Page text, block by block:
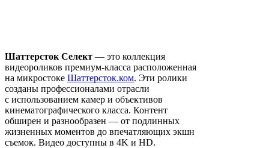
Шаттерсток Селект — это коллекция
видеороликов премиум-класса расположенная
на микростоке Шаттерсток.ком. Эти ролики
созданы профессионалами отрасли
с использованием камер и объективов
кинематографического класса. Контент
обширен и разнообразен — от подлинных
жизненных моментов до впечатляющих экшн
съемок. Видео доступны в 4K и HD.